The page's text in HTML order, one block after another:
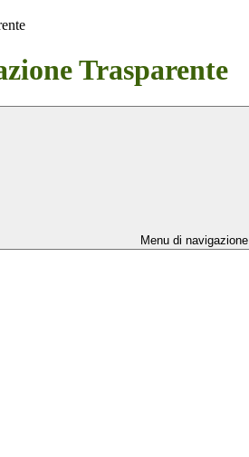
Trasparente
Menu di navigazione